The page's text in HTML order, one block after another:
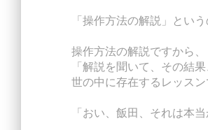
「操作方法の解説」という
操作方法の解説ですから、
「解説を聞いて、その結
世の中に存在するレッスン
「おい、飯田、それは本